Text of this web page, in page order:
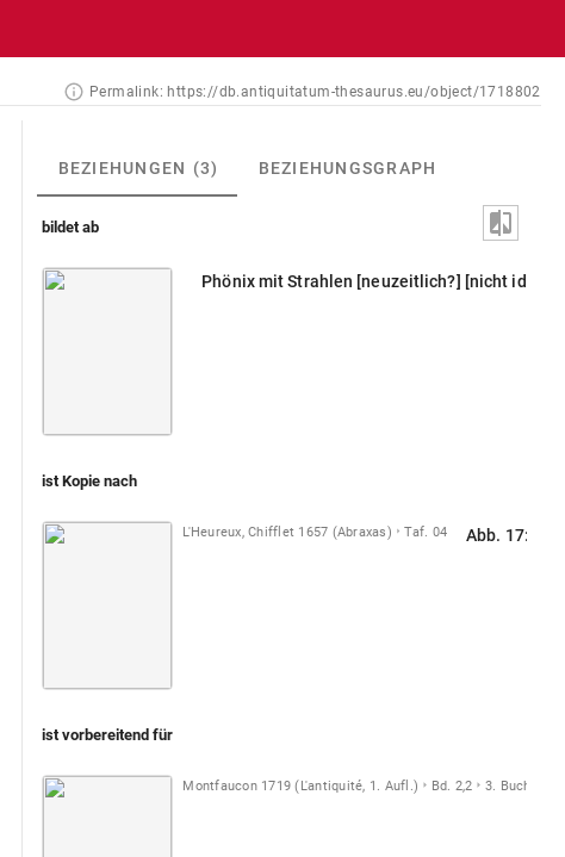
Permalink: https://db.antiquitatum-thesaurus.eu/object/1718802
BEZIEHUNGEN (3) BEZIEHUNGSGRAPH
bildet ab
Phönix mit Strahlen [neuzeitlich?] [nicht
ist Kopie nach
L'Heureux, Chifflet 1657 (Abraxas) Taf. 04 Abb. 17:
ist vorbereitend für
Montfaucon 1719 (L'antiquité, 1. Aufl.) Bd. 2,2 3. Buch